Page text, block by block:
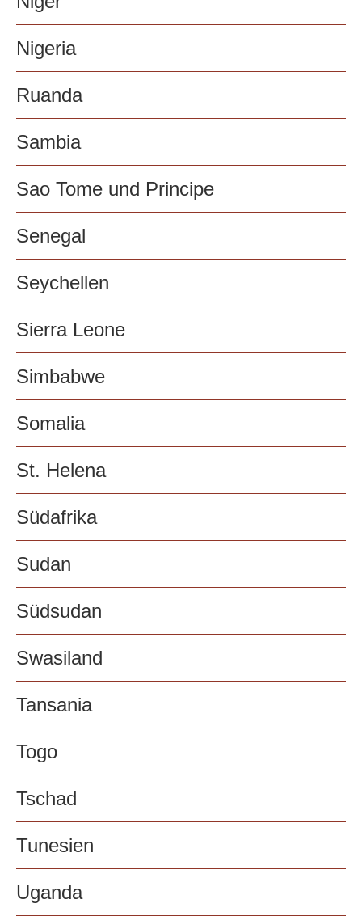
Nigeria
Ruanda
Sambia
Sao Tome und Principe
Senegal
Seychellen
Sierra Leone
Simbabwe
Somalia
St. Helena
Südafrika
Sudan
Südsudan
Swasiland
Tansania
Togo
Tschad
Tunesien
Uganda